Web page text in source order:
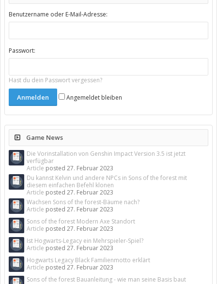
Benutzername oder E-Mail-Adresse:
Passwort:
Hast du dein Passwort vergessen?
Angemeldet bleiben
Game News
Die Vorinstallation von Genshin Impact Version 3.5 ist jetzt
verfügbar
Article posted 27. Februar 2023
Du kannst Kelvin und andere NPCs in Sons of the forest mit
diesem einfachen Befehl klonen
Article posted 27. Februar 2023
Wachsen Sons of the forest-Bäume nach?
Article posted 27. Februar 2023
Sons of the forest Modern Axe Standort
Article posted 27. Februar 2023
Ist Hogwarts-Legacy ein Mehrspieler-Spiel?
Article posted 27. Februar 2023
Hogwarts Legacy Black Familienmotto erklärt
Article posted 27. Februar 2023
Sons of the forest Bauanleitung - wie man seine Basis baut